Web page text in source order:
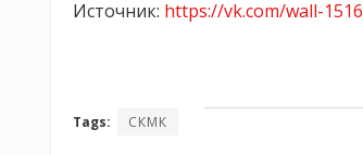
Источник: https://vk.com/wall-
Tags: СКМК